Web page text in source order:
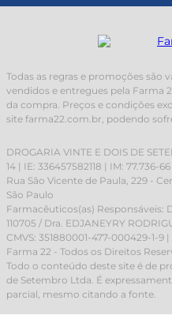
Todas as regras e promoções são
vendidos e entregues pela Farma
da compra. Preços e condições
site farma22.com.br, podendo
DROGARIA VINTE E DOIS DE
14 | IE: 336457582118 | IM: 77.736-66
Rua São Vicente de Paula, 229 -
São Paulo
Farmacêuticos(as) Responsáveis:
110705 / Dra. EDJANEYRY
CMVS: 351880001-477-000429-1-9
Farma 22 - Todos os Direitos
Todo o conteúdo deste site é de
de Setembro Ltda. É
parcial, mesmo citando a fonte.